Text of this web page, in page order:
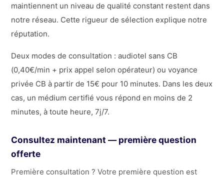
maintiennent un niveau de qualité constant restent dans
notre réseau. Cette rigueur de sélection explique notre
réputation.
Deux modes de consultation : audiotel sans CB
(0,40€/min + prix appel selon opérateur) ou voyance
privée CB à partir de 15€ pour 10 minutes. Dans les deux
cas, un médium certifié vous répond en moins de 2
minutes, à toute heure, 7j/7.
Consultez maintenant — première question
offerte
Première consultation ? Votre première question est